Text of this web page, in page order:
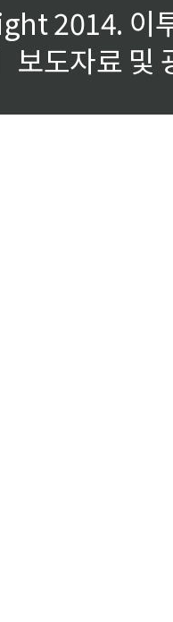
2014. 이
보도자료